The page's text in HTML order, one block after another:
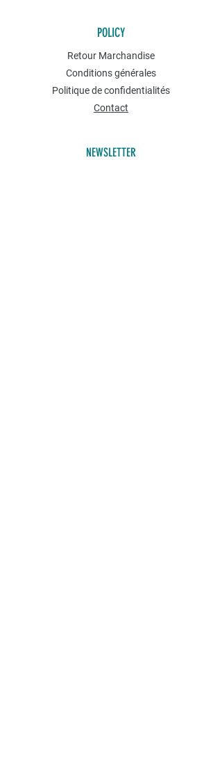
POLICY
Retour Marchandise
Conditions générales
Politique de confidentialités
Contact
NEWSLETTER